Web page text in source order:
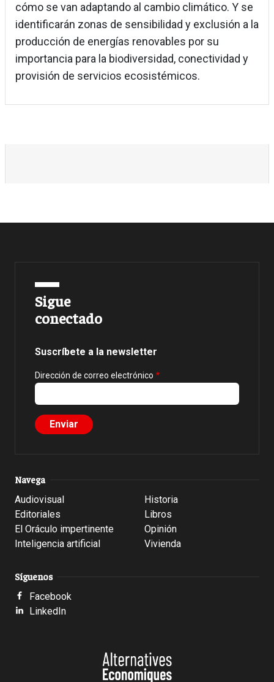
cómo se van adaptando al cambio climático. Y se
identificarán zonas de sensibilidad y exclusión a la
producción de energías renovables por su
importancia para la biodiversidad, conectividad y
provisión de servicios ecosistémicos.
Sigue
conectado
Suscríbete a la newsletter
Dirección de correo electrónico
Navega
Audiovisual
Editoriales
El Oráculo impertinente
Inteligencia artificial
Historia
Libros
Opinión
Vivienda
Síguenos
Facebook
LinkedIn